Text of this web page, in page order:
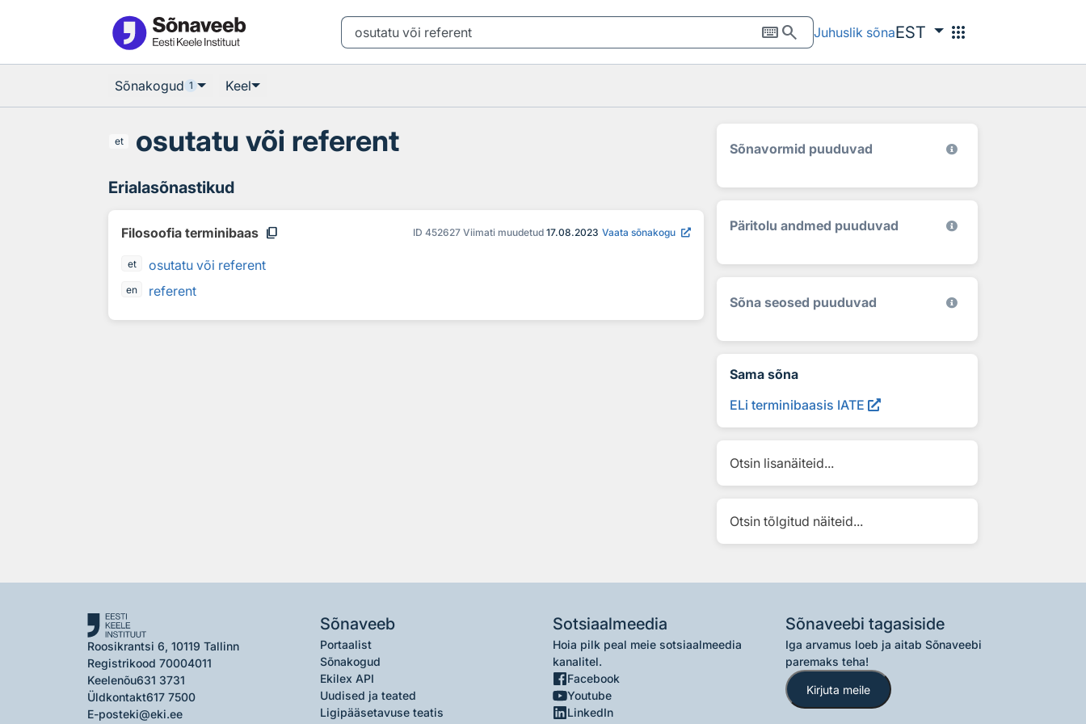
keyboardsearch Juhuslik sõnaEST apps
Sõnakogud 1 Keel
et osutatu või referent
Erialasõnastikud
Filosoofia terminibaas content_copy ID 452627 Viimati muudetud 17.08.2023 Vaata sõnakogu
et osutatu või referent
en referent
Sõnavormid puuduvad
Päritolu andmed puuduvad
Sõna seosed puuduvad
Sama sõna
ELi terminibaasis IATE
Otsin lisanäiteid...
Otsin tõlgitud näiteid...
Roosikrantsi 6, 10119 Tallinn
Registrikood 70004011
Keelenõu631 3731
Üldkontakt617 7500
E-posteki@eki.ee
Sõnaveeb
Portaalist
Sõnakogud
Ekilex API
Uudised ja teated
Ligipääsetavuse teatis
Sotsiaalmeedia
Hoia pilk peal meie sotsiaalmeedia
kanalitel.
Facebook
Youtube
LinkedIn
Sõnaveebi tagasiside
Iga arvamus loeb ja aitab Sõnaveebi
paremaks teha!
Kirjuta meile